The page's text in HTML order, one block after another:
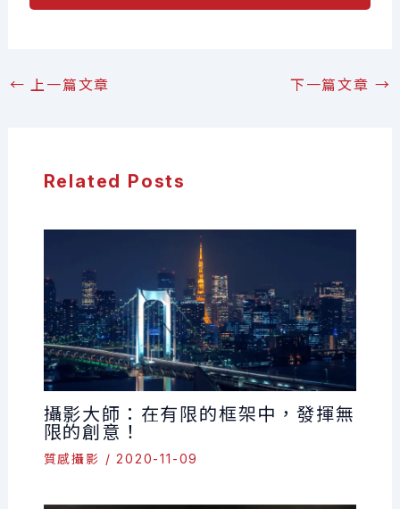
← 上一篇文章 下一篇文章 →
Related Posts
攝影大師：在有限的框架中，發揮無
限的創意！
質感攝影 /2020-11-09